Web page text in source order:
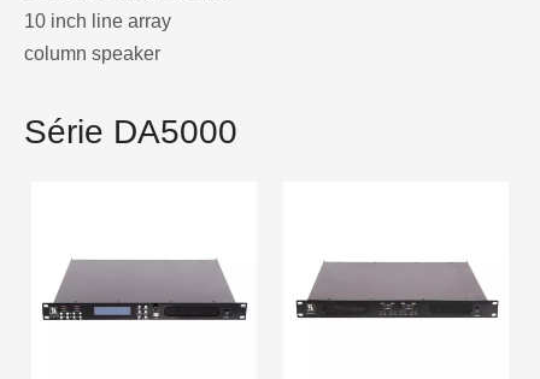
10 inch line array
column speaker
Série DA5000